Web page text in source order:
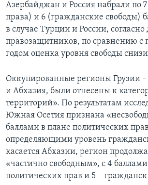
Азербайджан и Россия набрали по
права) и 6 (гражданские свободы)
в случае Турции и России, согласно
правозащитников, по сравнению
годом оценка уровня свободы
Оккупированные регионы Грузии
и Абхазия, были отнесены к
территорий». По результатам
Южная Осетия признана
баллами в плане политических
определяющими уровень
касается Абхазии, регион
«частично свободным», с 4
политических прав и 5 –